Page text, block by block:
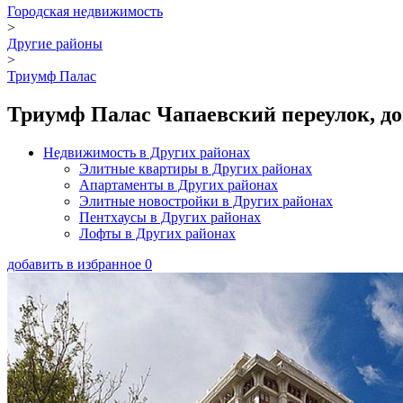
Городская недвижимость
>
Другие районы
>
Триумф Палас
Триумф Палас Чапаевский переулок,
Недвижимость в Других районах
Элитные квартиры в Других районах
Апартаменты в Других районах
Элитные новостройки в Других районах
Пентхаусы в Других районах
Лофты в Других районах
добавить в избранное 0